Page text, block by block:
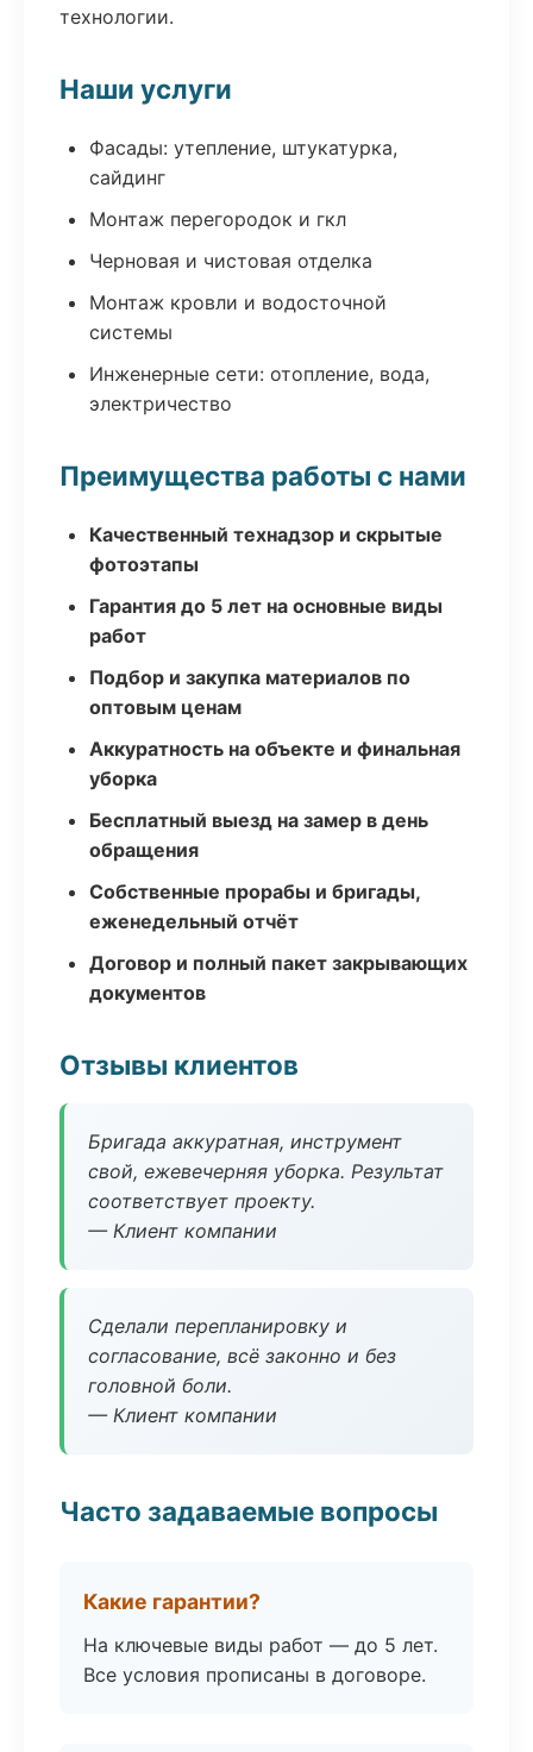
технологии.
Наши услуги
Фасады: утепление, штукатурка,
сайдинг
Монтаж перегородок и гкл
Черновая и чистовая отделка
Монтаж кровли и водосточной
системы
Инженерные сети: отопление, вода,
электричество
Преимущества работы с нами
Качественный технадзор и скрытые
фотоэтапы
Гарантия до 5 лет на основные виды
работ
Подбор и закупка материалов по
оптовым ценам
Аккуратность на объекте и финальная
уборка
Бесплатный выезд на замер в день
обращения
Собственные прорабы и бригады,
еженедельный отчёт
Договор и полный пакет закрывающих
документов
Отзывы клиентов
Бригада аккуратная, инструмент
свой, ежевечерняя уборка. Результат
соответствует проекту.
— Клиент компании
Сделали перепланировку и
согласование, всё законно и без
головной боли.
— Клиент компании
Часто задаваемые вопросы
Какие гарантии?
На ключевые виды работ — до 5 лет.
Все условия прописаны в договоре.